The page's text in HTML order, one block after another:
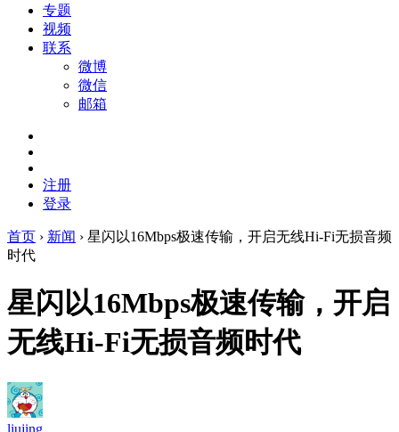
专题
视频
联系
微博
微信
邮箱
注册
登录
首页 › 新闻 › 星闪以16Mbps极速传输，开启无线Hi-Fi无损音频
时代
星闪以16Mbps极速传输，开启
无线Hi-Fi无损音频时代
liujing